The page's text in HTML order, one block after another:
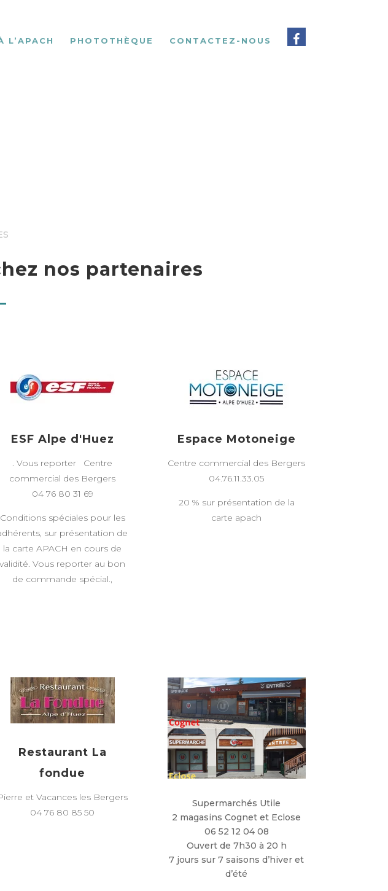
L’APACH PHOTOTHÈQUE CONTACTEZ-NOUS
nos partenaires
ESF Alpe d'Huez
. Vous reporter Centre
commercial des Bergers
04 76 80 31 69
Conditions spéciales pour les
sur présentation de
la carte APACH en cours de
validité. Vous reporter au bon
de commande spécial.,
Espace Motoneige
Centre commercial des Bergers
04.76.11.33.05
20 % sur présentation de la
carte apach
Restaurant La
fondue
et Vacances les Bergers
04 76 80 85 50
Supermarchés Utile
2 magasins Cognet et Eclose
06 52 12 04 08
Ouvert de 7h30 à 20 h
7 jours sur 7 saisons d’hiver et
d’été